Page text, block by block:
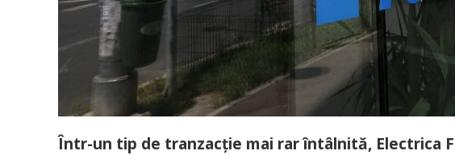
Într-un tip de tranzacție mai rar întâlnită, Electrica